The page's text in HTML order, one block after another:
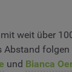
weit über
Abstand
und Bianca